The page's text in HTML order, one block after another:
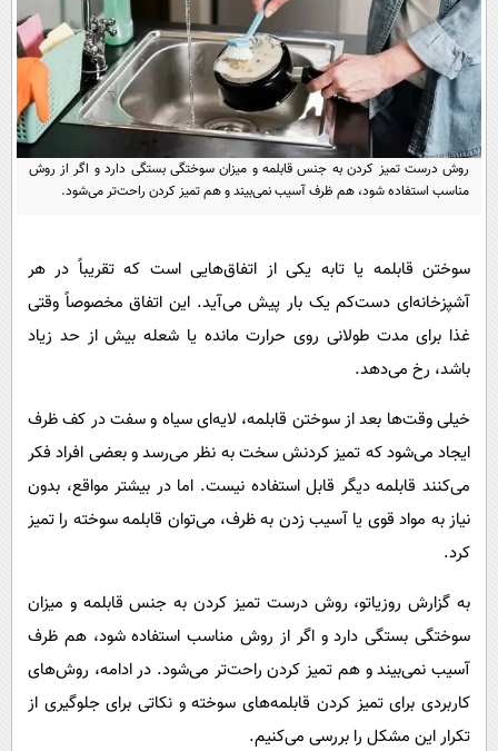
سفر و تفریح
علمی
اخبار کریپتو
گوناگون
سرگرمی
باشگاه مغز
مجله تصویری سلاح
فیلم
اقتصاد
ورزش
سیاست
گوناگون
حوادث
سلامت
فرهنگی
سیاست خارجی
عصر ایران 2
خواندنی ها و دیدنی ها
داستان کوتاه
آشپزی
دانلود
آموزش زبان
روش درست تمیز کردن به جنس قابلمه و میزان سوختگی بستگی دارد و اگر از روش
مناسب استفاده شود، هم ظرف آسیب نمی‌بیند و هم تمیز کردن راحت‌تر می‌شود.
سوختن قابلمه یا تابه یکی از اتفاق‌هایی است که تقریباً در هر
آشپزخانه‌ای دست‌کم یک بار پیش می‌آید. این اتفاق مخصوصاً وقتی
غذا برای مدت طولانی روی حرارت مانده یا شعله بیش از حد زیاد
باشد، رخ می‌دهد.
خیلی وقت‌ها بعد از سوختن قابلمه، لایه‌ای سیاه و سفت در کف ظرف
ایجاد می‌شود که تمیز کردنش سخت به نظر می‌رسد و بعضی افراد فکر
می‌کنند قابلمه دیگر قابل استفاده نیست. اما در بیشتر مواقع، بدون
نیاز به مواد قوی یا آسیب زدن به ظرف، می‌توان قابلمه سوخته را تمیز
کرد.
به گزارش روزیاتو، روش درست تمیز کردن به جنس قابلمه و میزان
سوختگی بستگی دارد و اگر از روش مناسب استفاده شود، هم ظرف
آسیب نمی‌بیند و هم تمیز کردن راحت‌تر می‌شود. در ادامه، روش‌های
کاربردی برای تمیز کردن قابلمه‌های سوخته و نکاتی برای جلوگیری از
تکرار این مشکل را بررسی می‌کنیم.